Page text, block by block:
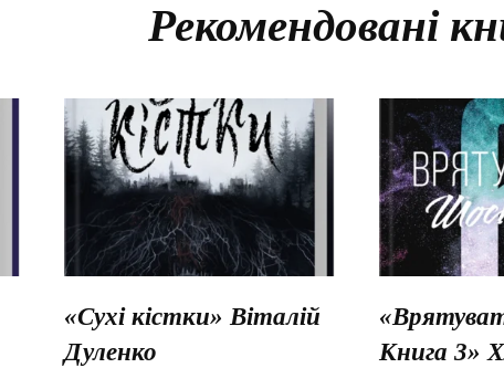
Рекомендовані
«Сухі кістки» Віталій
Дуленко
Книга 3»